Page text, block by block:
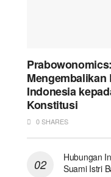
Prabowonomics:
Mengembalikan
Indonesia
Konstitusi
0 SHARES
Hubungan
Suami Istri